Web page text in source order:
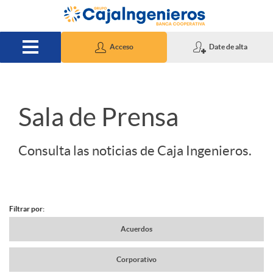
Saltar al contenido principal
Acceso Date de alta
S
Sala de Prensa
Consulta las noticias de Caja Ingenieros.
N
Filtrar por:
Acuerdos
Corporativo